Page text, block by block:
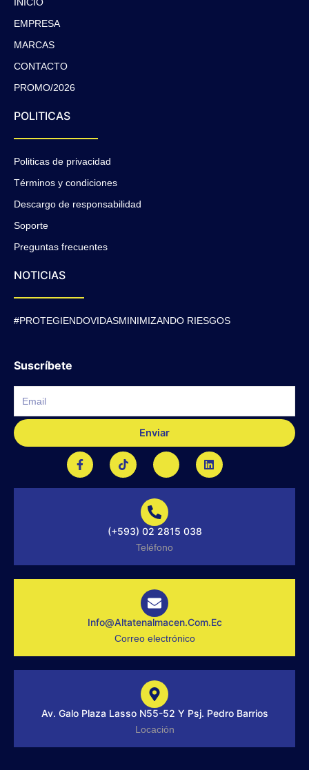
EMPRESA
MARCAS
CONTACTO
PROMO/2026
POLITICAS
Politicas de privacidad
Términos y condiciones
Descargo de responsabilidad
Soporte
Preguntas frecuentes
NOTICIAS
#PROTEGIENDOVIDASMINIMIZANDO RIESGOS
Suscríbete
Enviar
F
a
c
e
T
i
k
t
J
i
-
n
s
t
a
r
a
-
1
-
i
g
L
i
n
k
(+593) 02 2815 038
Teléfono
Info@altatenalmacen.com.ec
Correo electrónico
Av. Galo Plaza Lasso N55-52 Y Psj. Pedro Barrios
Locación